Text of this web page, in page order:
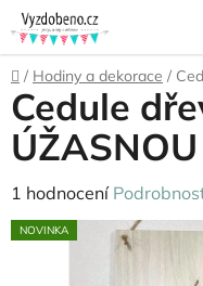
Přejít
na
obsah
Domů
/ Hodiny a dekorace /
Cedule
Průměrné
hodnocení
1 hodnocení
NOVINKA